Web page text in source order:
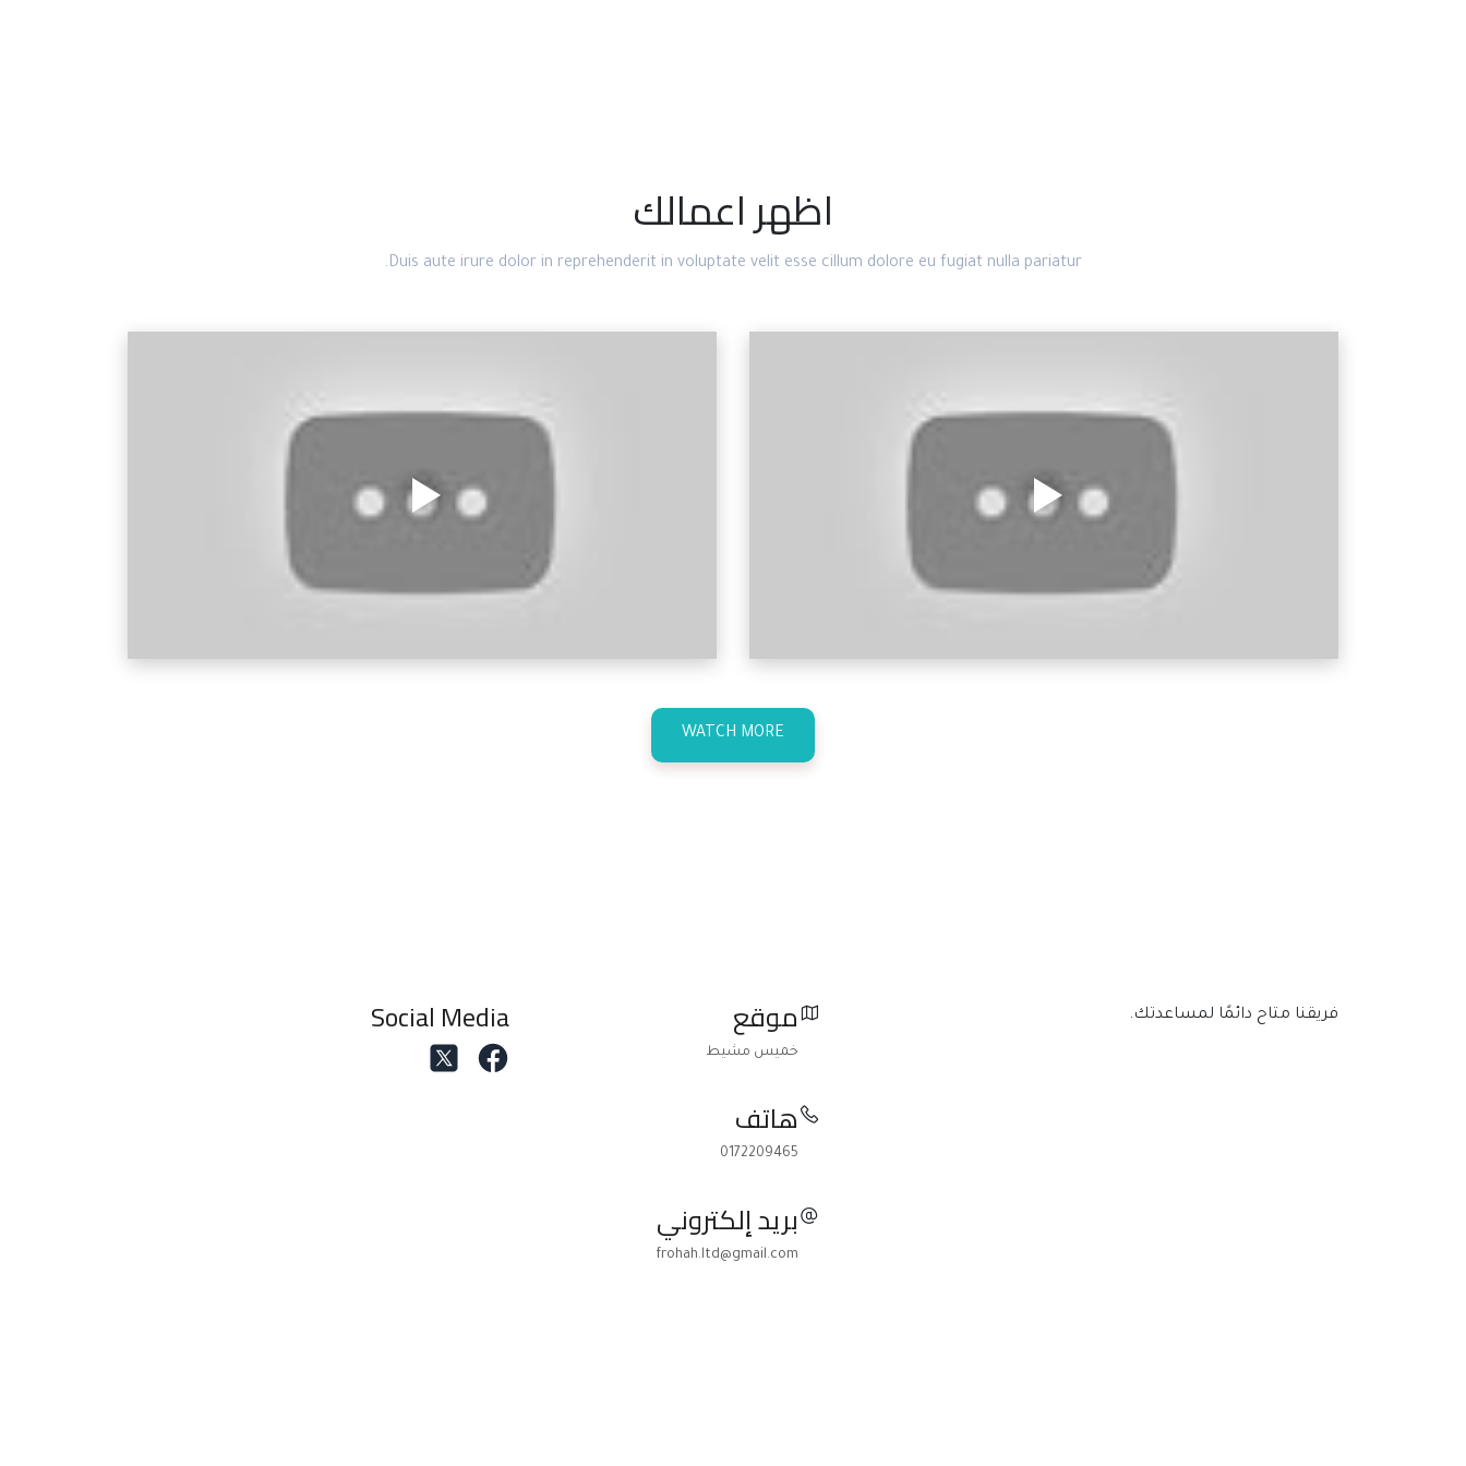
اظهر اعمالك
Duis aute irure dolor in reprehenderit in voluptate velit esse cillum dolore eu fugiat nulla pariatur.
WATCH MORE
فريقنا متاح دائمًا لمساعدتك. موقع
خميس مشيط
هاتف
0172209465
بريد إلكتروني
frohah.ltd@gmail.com
Social Media